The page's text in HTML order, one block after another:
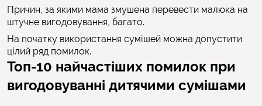
Причин, за якими мама змушена перевести малюка на
штучне вигодовування, багато.
На початку використання сумішей можна допустити
цілий ряд помилок.
Топ-10 найчастіших помилок при
вигодовуванні дитячими сумішами